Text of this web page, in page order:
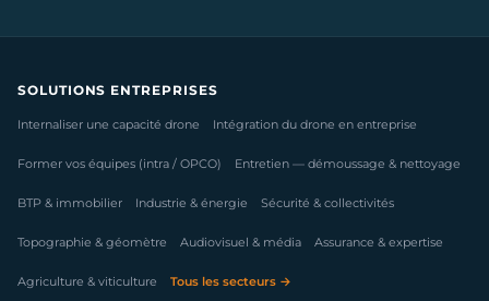
SOLUTIONS ENTREPRISES
Internaliser une capacité drone Intégration du drone en entreprise
Former vos équipes (intra / OPCO) Entretien — démoussage & nettoyage
BTP & immobilier Industrie & énergie Sécurité & collectivités
Topographie & géomètre Audiovisuel & média Assurance & expertise
Agriculture & viticulture Tous les secteurs →